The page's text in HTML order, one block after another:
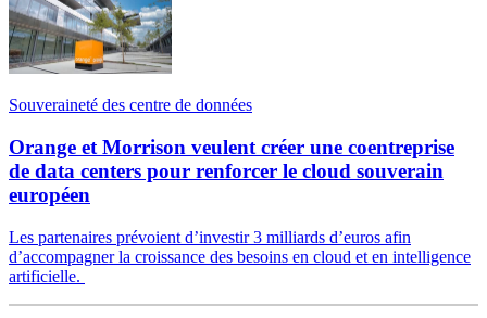
Souveraineté des centre de données
Orange et Morrison veulent créer une coentreprise
de data centers pour renforcer le cloud souverain
européen
Les partenaires prévoient d’investir 3 milliards d’euros afin
d’accompagner la croissance des besoins en cloud et en intelligence
artificielle.